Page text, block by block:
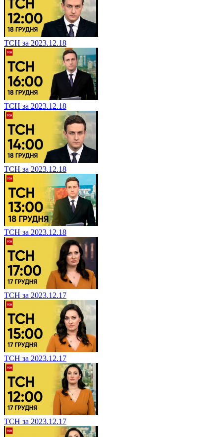
ТСН за 2023.12.18
ТСН за 2023.12.18
ТСН за 2023.12.18
ТСН за 2023.12.18
ТСН за 2023.12.17
ТСН за 2023.12.17
ТСН за 2023.12.17